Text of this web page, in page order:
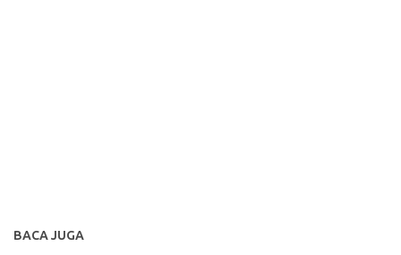
BACA JUGA